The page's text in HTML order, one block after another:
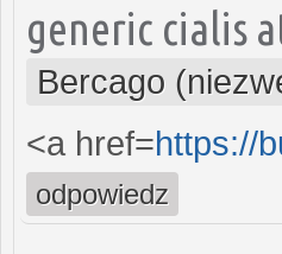
generic cialis
Bercago
<a href=https://
odpowiedz